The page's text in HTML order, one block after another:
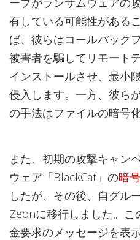
有している可能性がある
ば、彼らはコールバック
被害者を騙してリモート
インストールさせ、最小
侵入します。一方、彼ら
の手法はファイルの暗号
また、初期の攻撃キャン
ウェア「BlackCat」の暗
したが、その後、自グル
Zeonに移行しました。
金要求のメッセージを表